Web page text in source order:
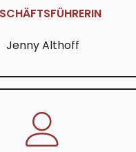
Jenny Althoff